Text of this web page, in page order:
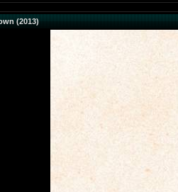
(2013)